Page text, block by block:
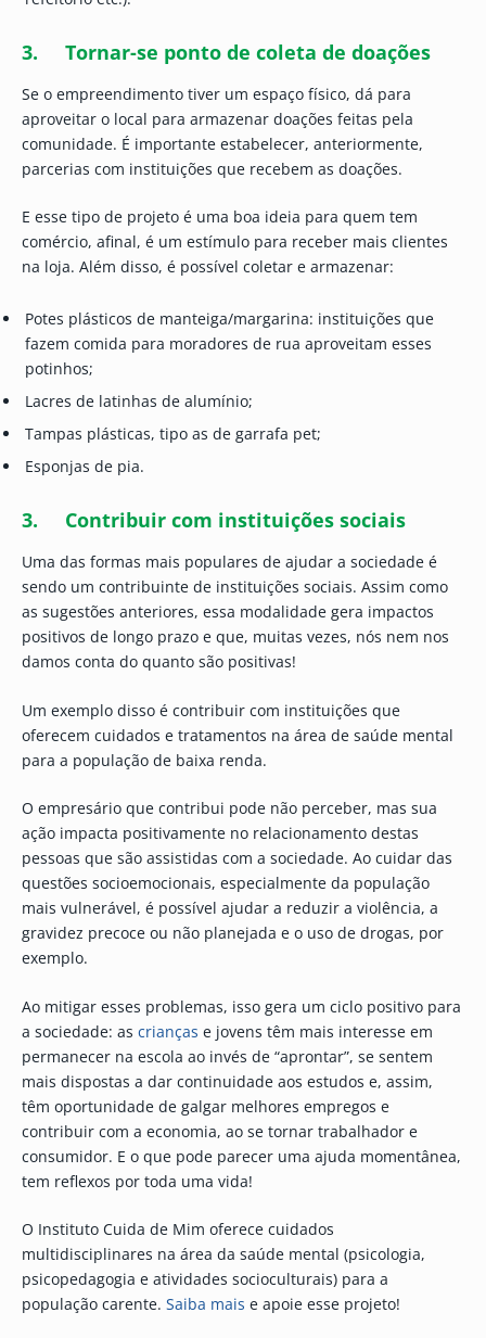
3. Tornar-se ponto de coleta de doações
Se o empreendimento tiver um espaço físico, dá para
aproveitar o local para armazenar doações feitas pela
comunidade. É importante estabelecer, anteriormente,
parcerias com instituições que recebem as doações.
E esse tipo de projeto é uma boa ideia para quem tem
comércio, afinal, é um estímulo para receber mais clientes
na loja. Além disso, é possível coletar e armazenar:
Potes plásticos de manteiga/margarina: instituições que
fazem comida para moradores de rua aproveitam esses
potinhos;
Lacres de latinhas de alumínio;
Tampas plásticas, tipo as de garrafa pet;
Esponjas de pia.
3. Contribuir com instituições sociais
Uma das formas mais populares de ajudar a sociedade é
sendo um contribuinte de instituições sociais. Assim como
as sugestões anteriores, essa modalidade gera impactos
positivos de longo prazo e que, muitas vezes, nós nem nos
damos conta do quanto são positivas!
Um exemplo disso é contribuir com instituições que
oferecem cuidados e tratamentos na área de saúde mental
para a população de baixa renda.
O empresário que contribui pode não perceber, mas sua
ação impacta positivamente no relacionamento destas
pessoas que são assistidas com a sociedade. Ao cuidar das
questões socioemocionais, especialmente da população
mais vulnerável, é possível ajudar a reduzir a violência, a
gravidez precoce ou não planejada e o uso de drogas, por
exemplo.
Ao mitigar esses problemas, isso gera um ciclo positivo para
a sociedade: as crianças e jovens têm mais interesse em
permanecer na escola ao invés de “aprontar”, se sentem
mais dispostas a dar continuidade aos estudos e, assim,
têm oportunidade de galgar melhores empregos e
contribuir com a economia, ao se tornar trabalhador e
consumidor. E o que pode parecer uma ajuda momentânea,
tem reflexos por toda uma vida!
O Instituto Cuida de Mim oferece cuidados
multidisciplinares na área da saúde mental (psicologia,
psicopedagogia e atividades socioculturais) para a
população carente. Saiba mais e apoie esse projeto!